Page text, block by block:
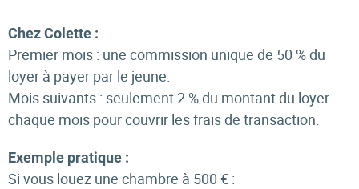
Chez Colette :
Premier mois : une commission unique de 50 % du
loyer à payer par le jeune.
Mois suivants : seulement 2 % du montant du loyer
chaque mois pour couvrir les frais de transaction.
Exemple pratique :
Si vous louez une chambre à 500 € :